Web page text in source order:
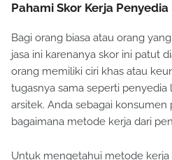
Pahami Skor Kerja
Bagi orang biasa atau orang
jasa ini karenanya skor ini patut
orang memiliki ciri khas atau
tugasnya sama seperti penyedia
arsitek. Anda sebagai
bagaimana metode kerja dari
Untuk mengetahui metode